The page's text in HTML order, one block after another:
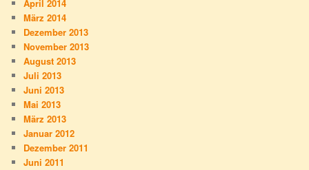
April 2014
März 2014
Dezember 2013
November 2013
August 2013
Juli 2013
Juni 2013
Mai 2013
März 2013
Januar 2012
Dezember 2011
Juni 2011